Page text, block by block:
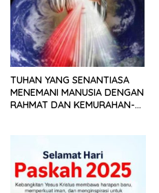
TUHAN YANG SENANTIASA
MENEMANI MANUSIA DENGAN
RAHMAT DAN KEMURAHAN-